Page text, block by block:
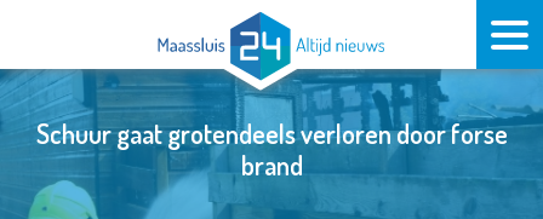
Schuur gaat grotendeels verloren door forse
brand